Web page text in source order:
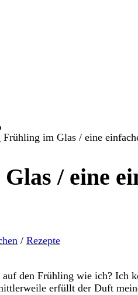
/ eine
/ Rezepte
den Frühling wie ich? Ich
erfüllt der Duft